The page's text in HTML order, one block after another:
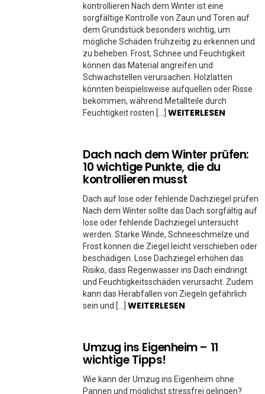
kontrollieren Nach dem Winter ist eine
sorgfältige Kontrolle von Zaun und Toren auf
dem Grundstück besonders wichtig, um
mögliche Schäden frühzeitig zu erkennen und
zu beheben. Frost, Schnee und Feuchtigkeit
können das Material angreifen und
Schwachstellen verursachen. Holzlatten
könnten beispielsweise aufquellen oder Risse
bekommen, während Metallteile durch
Feuchtigkeit rosten […] WEITERLESEN
Dach nach dem Winter prüfen:
10 wichtige Punkte, die du
kontrollieren musst
Dach auf lose oder fehlende Dachziegel prüfen
Nach dem Winter sollte das Dach sorgfältig auf
lose oder fehlende Dachziegel untersucht
werden. Starke Winde, Schneeschmelze und
Frost können die Ziegel leicht verschieben oder
beschädigen. Lose Dachziegel erhöhen das
Risiko, dass Regenwasser ins Dach eindringt
und Feuchtigkeitsschäden verursacht. Zudem
kann das Herabfallen von Ziegeln gefährlich
sein und […] WEITERLESEN
Umzug ins Eigenheim – 11
wichtige Tipps!
Wie kann der Umzug ins Eigenheim ohne
Pannen und möglichst stressfrei gelingen?